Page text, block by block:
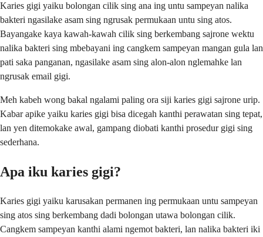
Karies gigi yaiku bolongan cilik sing ana ing untu sampeyan nalika
bakteri ngasilake asam sing ngrusak permukaan untu sing atos.
Bayangake kaya kawah-kawah cilik sing berkembang sajrone wektu
nalika bakteri sing mbebayani ing cangkem sampeyan mangan gula lan
pati saka panganan, ngasilake asam sing alon-alon nglemahke lan
ngrusak email gigi.
Meh kabeh wong bakal ngalami paling ora siji karies gigi sajrone urip.
Kabar apike yaiku karies gigi bisa dicegah kanthi perawatan sing tepat,
lan yen ditemokake awal, gampang diobati kanthi prosedur gigi sing
sederhana.
Apa iku karies gigi?
Karies gigi yaiku karusakan permanen ing permukaan untu sampeyan
sing atos sing berkembang dadi bolongan utawa bolongan cilik.
Cangkem sampeyan kanthi alami ngemot bakteri, lan nalika bakteri iki